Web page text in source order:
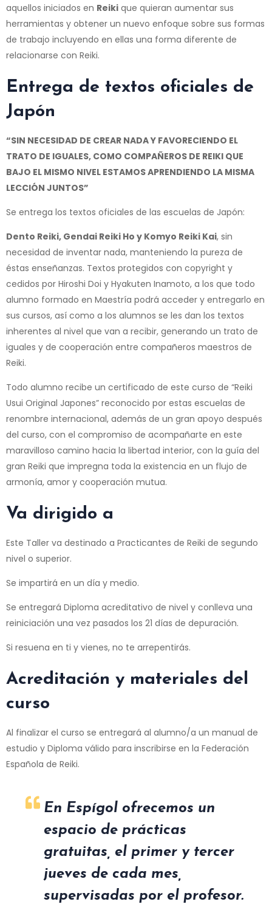
aquellos iniciados en Reiki que quieran aumentar sus
herramientas y obtener un nuevo enfoque sobre sus formas
de trabajo incluyendo en ellas una forma diferente de
relacionarse con Reiki.
Entrega de textos oficiales de
Japón
“SIN NECESIDAD DE CREAR NADA Y FAVORECIENDO EL
TRATO DE IGUALES, COMO COMPAÑEROS DE REIKI QUE
BAJO EL MISMO NIVEL ESTAMOS APRENDIENDO LA MISMA
LECCIÓN JUNTOS”
Se entrega los textos oficiales de las escuelas de Japón:
Dento Reiki, Gendai Reiki Ho y Komyo Reiki Kai, sin
necesidad de inventar nada, manteniendo la pureza de
éstas enseñanzas. Textos protegidos con copyright y
cedidos por Hiroshi Doi y Hyakuten Inamoto, a los que todo
alumno formado en Maestría podrá acceder y entregarlo en
sus cursos, así como a los alumnos se les dan los textos
inherentes al nivel que van a recibir, generando un trato de
iguales y de cooperación entre compañeros maestros de
Reiki.
Todo alumno recibe un certificado de este curso de “Reiki
Usui Original Japones” reconocido por estas escuelas de
renombre internacional, además de un gran apoyo después
del curso, con el compromiso de acompañarte en este
maravilloso camino hacia la libertad interior, con la guía del
gran Reiki que impregna toda la existencia en un flujo de
armonía, amor y cooperación mutua.
Va dirigido a
Este Taller va destinado a Practicantes de Reiki de segundo
nivel o superior.
Se impartirá en un día y medio.
Se entregará Diploma acreditativo de nivel y conlleva una
reiniciación una vez pasados los 21 días de depuración.
Si resuena en ti y vienes, no te arrepentirás.
Acreditación y materiales del
curso
Al finalizar el curso se entregará al alumno/a un manual de
estudio y Diploma válido para inscribirse en la Federación
Española de Reiki.
En Espígol ofrecemos un
espacio de prácticas
gratuitas, el primer y tercer
jueves de cada mes,
supervisadas por el profesor.